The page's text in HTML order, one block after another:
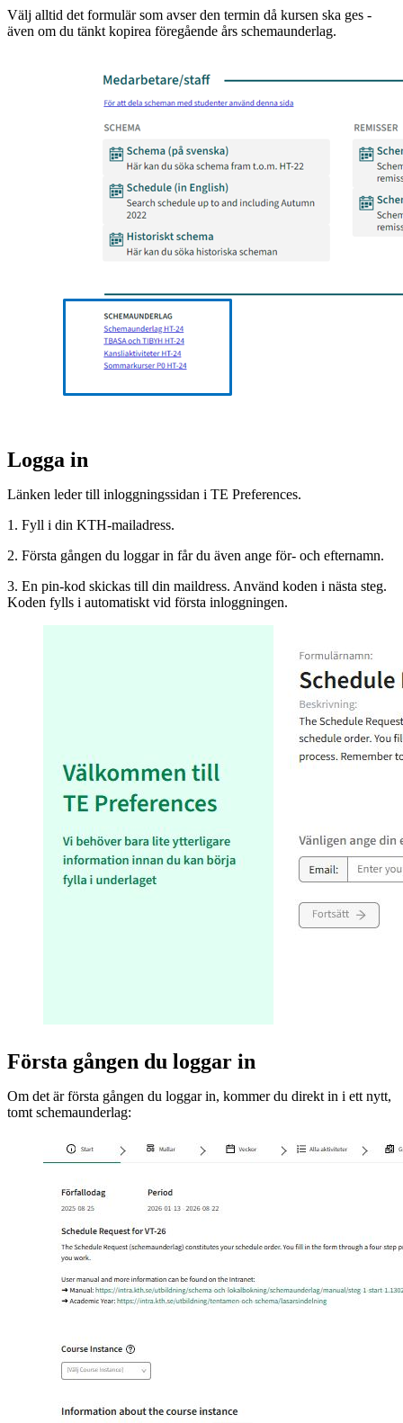
Välj alltid det formulär som avser den termin då kursen ska ges -
även om du tänkt kopirea föregående års schemaunderlag.
Logga in
Länken leder till inloggningssidan i TE Preferences.
1. Fyll i din KTH-mailadress.
2. Första gången du loggar in får du även ange för- och efternamn.
3. En pin-kod skickas till din maildress. Använd koden i nästa steg.
Koden fylls i automatiskt vid första inloggningen.
Första gången du loggar in
Om det är första gången du loggar in, kommer du direkt in i ett nytt,
tomt schemaunderlag: